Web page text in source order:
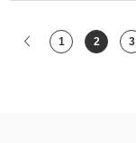
1 2 3